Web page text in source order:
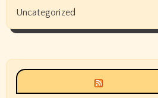
Uncategorized